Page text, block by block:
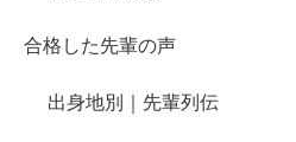
合格した先輩の声
出身地別｜先輩列伝